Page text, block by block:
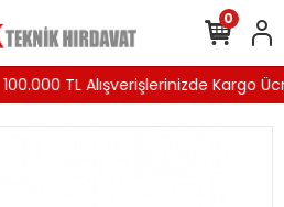
100.000 TL Alışverişlerinizde Kargo
0